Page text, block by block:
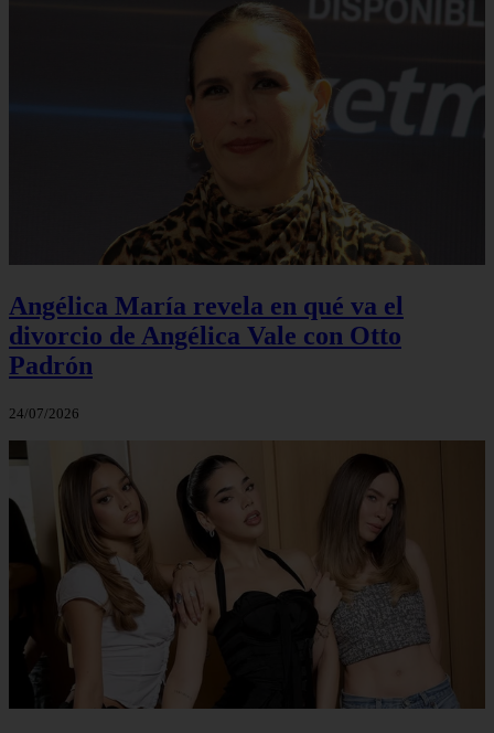
Angélica María revela en qué va el
divorcio de Angélica Vale con Otto
Padrón
24/07/2026